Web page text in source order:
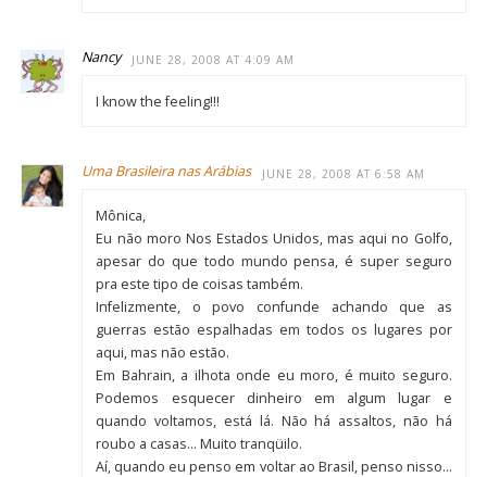
Nancy JUNE 28, 2008 AT 4:09 AM
I know the feeling!!!
Uma Brasileira nas Arábias JUNE 28, 2008 AT 6:58 AM
Mônica,
Eu não moro Nos Estados Unidos, mas aqui no Golfo,
apesar do que todo mundo pensa, é super seguro
pra este tipo de coisas também.
Infelizmente, o povo confunde achando que as
guerras estão espalhadas em todos os lugares por
aqui, mas não estão.
Em Bahrain, a ilhota onde eu moro, é muito seguro.
Podemos esquecer dinheiro em algum lugar e
quando voltamos, está lá. Não há assaltos, não há
roubo a casas… Muito tranqüilo.
Aí, quando eu penso em voltar ao Brasil, penso nisso…